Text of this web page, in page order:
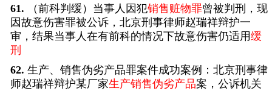
61.
（前科判缓）当事人因犯销售赃物罪曾被判刑，现
因故意伤害罪被公诉，北京刑事律师赵瑞祥辩护一
审，结果当事人在有前科的情况下故意伤害仍适用缓
刑
62. 生产、销售伪劣产品罪案件成功案例：北京刑事律
师赵瑞祥辩护某厂家生产销售伪劣产品案，公诉机关